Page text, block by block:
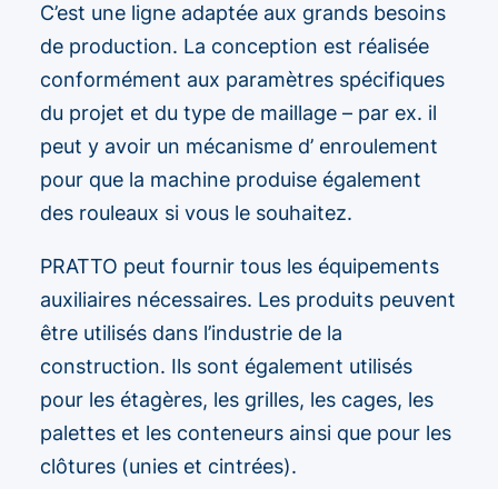
C’est une ligne adaptée aux grands besoins
de production. La conception est réalisée
conformément aux paramètres spécifiques
du projet et du type de maillage – par ex. il
peut y avoir un mécanisme d’ enroulement
pour que la machine produise également
des rouleaux si vous le souhaitez.
PRATTO peut fournir tous les équipements
auxiliaires nécessaires. Les produits peuvent
être utilisés dans l’industrie de la
construction. Ils sont également utilisés
pour les étagères, les grilles, les cages, les
palettes et les conteneurs ainsi que pour les
clôtures (unies et cintrées).